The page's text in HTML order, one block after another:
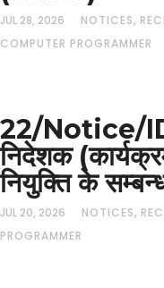
JUL 28, 2026 NOTICES,
COMPUTER PROGRAMMER
22/Notice/
निदेशक
नियुक्ति के
JUL 20, 2026 NOTICES,
PROGRAMMER